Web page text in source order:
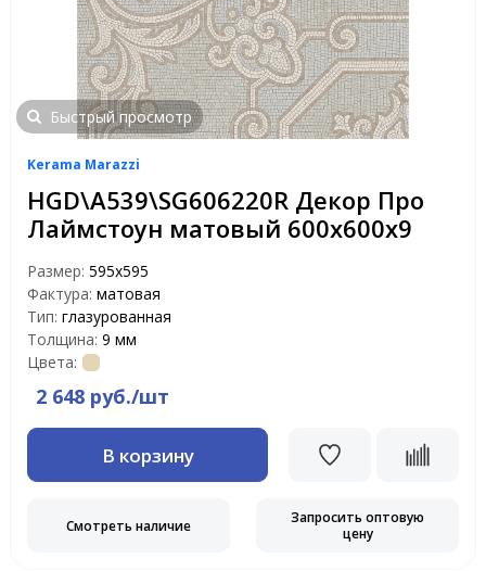
Быстрый просмотр
Kerama Marazzi
HGD\A539\SG606220R Декор Про
Лаймстоун матовый 600х600х9
Размер: 595x595
Фактура: матовая
Тип: глазурованная
Толщина: 9 мм
Цвета:
2 648 руб./шт
В корзину
Смотреть наличие
Запросить оптовую
цену